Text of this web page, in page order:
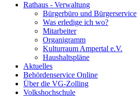
Rathaus - Verwaltung
Bürgerbüro und Bürgerservice
Was erledige ich wo?
Mitarbeiter
Organigramm
Kulturraum Ampertal e.V.
Haushaltspläne
Aktuelles
Behördenservice Online
Über die VG-Zolling
Volkshochschule